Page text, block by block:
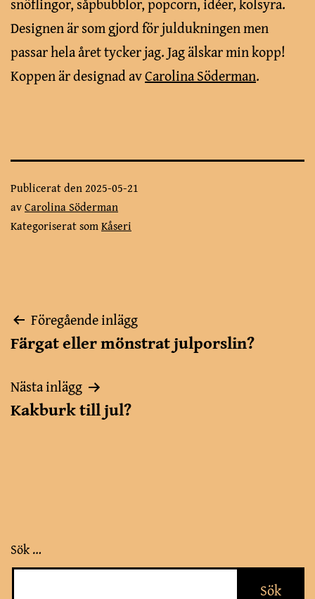
Designen är som gjord för juldukningen men
passar hela året tycker jag. Jag älskar min kopp!
Koppen är designad avCarolina Söderman.
Publicerat den2025-05-21
avCarolina Söderman
Kategoriserat somKåseri
Inläggsnavigering
Föregående inlägg
Färgat eller mönstrat julporslin?
Nästa inlägg
Kakburk till jul?
Sök …